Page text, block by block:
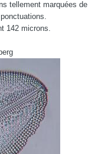
tellement marquées de
142 microns.